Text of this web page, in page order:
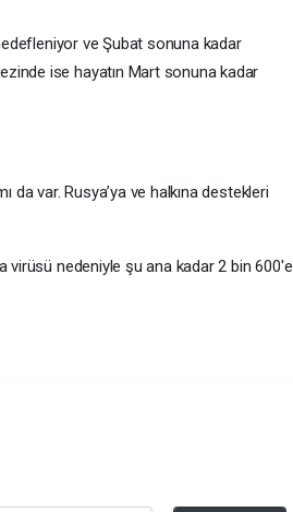
ve Şubat sonuna kadar
ise hayatın Mart sonuna kadar
da var. Rusya’ya ve halkına destekleri
virüsü nedeniyle şu ana kadar 2 bin 600'e